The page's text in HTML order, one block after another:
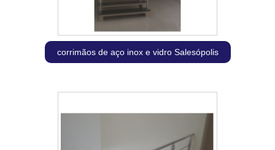
corrimãos de aço inox e vidro Salesópolis